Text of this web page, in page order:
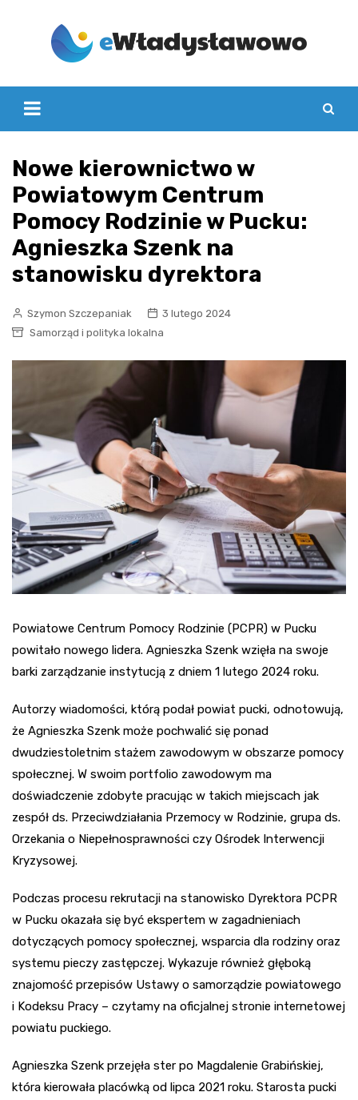
Nowe kierownictwo w
Powiatowym Centrum
Pomocy Rodzinie w Pucku:
Agnieszka Szenk na
stanowisku dyrektora
Szymon Szczepaniak
3 lutego 2024
Samorząd i polityka lokalna
Powiatowe Centrum Pomocy Rodzinie (PCPR) w Pucku
powitało nowego lidera. Agnieszka Szenk wzięła na swoje
barki zarządzanie instytucją z dniem 1 lutego 2024 roku.
Autorzy wiadomości, którą podał powiat pucki, odnotowują,
że Agnieszka Szenk może pochwalić się ponad
dwudziestoletnim stażem zawodowym w obszarze pomocy
społecznej. W swoim portfolio zawodowym ma
doświadczenie zdobyte pracując w takich miejscach jak
zespół ds. Przeciwdziałania Przemocy w Rodzinie, grupa ds.
Orzekania o Niepełnosprawności czy Ośrodek Interwencji
Kryzysowej.
Podczas procesu rekrutacji na stanowisko Dyrektora PCPR
w Pucku okazała się być ekspertem w zagadnieniach
dotyczących pomocy społecznej, wsparcia dla rodziny oraz
systemu pieczy zastępczej. Wykazuje również głęboką
znajomość przepisów Ustawy o samorządzie powiatowego
i Kodeksu Pracy – czytamy na oficjalnej stronie internetowej
powiatu puckiego.
Agnieszka Szenk przejęła ster po Magdalenie Grabińskiej,
która kierowała placówką od lipca 2021 roku. Starosta pucki